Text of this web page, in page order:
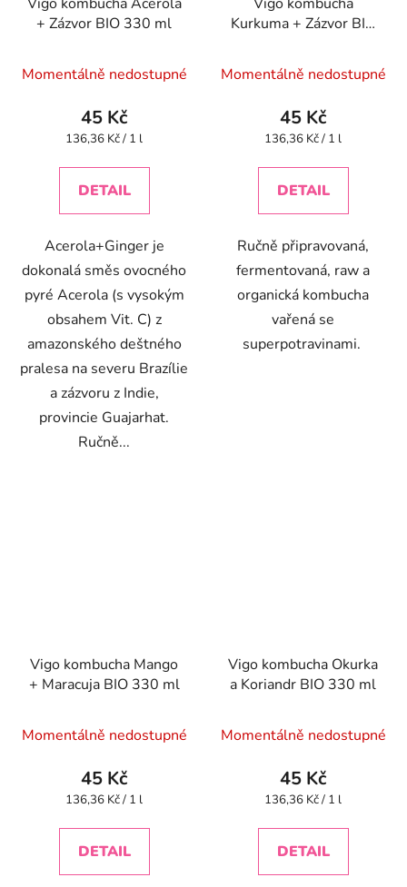
+ Zázvor BIO 330 ml
Momentálně nedostupné
45 Kč
Měrná
136,36 Kč / 1 l
DETAIL
Acerola+Ginger je
dokonalá směs ovocného
pyré Acerola (s vysokým
obsahem Vit. C) z
amazonského deštného
pralesa na severu Brazílie
a zázvoru z Indie,
provincie Guajarhat.
Ručně...
Kurkuma + Zázvor BIO
Momentálně nedostupné
45 Kč
Měrná
136,36 Kč / 1 l
DETAIL
Ručně připravovaná,
fermentovaná, raw a
organická kombucha
vařená se
superpotravinami.
Vigo kombucha Mango
+ Maracuja BIO 330 ml
Momentálně nedostupné
45 Kč
Měrná
136,36 Kč / 1 l
DETAIL
Vigo kombucha Okurka
a Koriandr BIO 330 ml
Momentálně nedostupné
45 Kč
Měrná
136,36 Kč / 1 l
DETAIL